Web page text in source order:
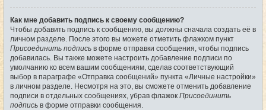
Как мне добавить подпись к своему сообщению?
Чтобы добавить подпись к сообщению, вы должны сначала создать её в
личном разделе. После этого вы можете отметить флажком пункт
Присоединить подпись в форме отправки сообщения, чтобы подпись
добавилась. Вы также можете настроить добавление подписи по
умолчанию ко всем вашим сообщениям, сделав соответствующий
выбор в параграфе «Отправка сообщений» пункта «Личные настройки»
в личном разделе. Несмотря на это, вы сможете отменить добавление
подписи в отдельных сообщениях, убрав флажок Присоединить
подпись в форме отправки сообщения.